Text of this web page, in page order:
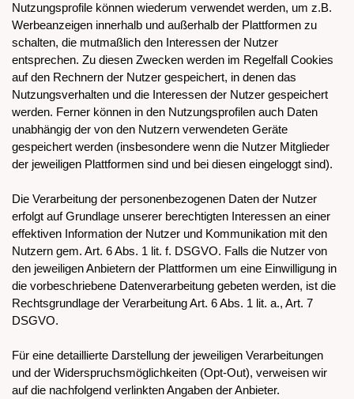
Nutzungsprofile können wiederum verwendet werden, um z.B.
Werbeanzeigen innerhalb und außerhalb der Plattformen zu
schalten, die mutmaßlich den Interessen der Nutzer
entsprechen. Zu diesen Zwecken werden im Regelfall Cookies
auf den Rechnern der Nutzer gespeichert, in denen das
Nutzungsverhalten und die Interessen der Nutzer gespeichert
werden. Ferner können in den Nutzungsprofilen auch Daten
unabhängig der von den Nutzern verwendeten Geräte
gespeichert werden (insbesondere wenn die Nutzer Mitglieder
der jeweiligen Plattformen sind und bei diesen eingeloggt sind).
Die Verarbeitung der personenbezogenen Daten der Nutzer
erfolgt auf Grundlage unserer berechtigten Interessen an einer
effektiven Information der Nutzer und Kommunikation mit den
Nutzern gem. Art. 6 Abs. 1 lit. f. DSGVO. Falls die Nutzer von
den jeweiligen Anbietern der Plattformen um eine Einwilligung in
die vorbeschriebene Datenverarbeitung gebeten werden, ist die
Rechtsgrundlage der Verarbeitung Art. 6 Abs. 1 lit. a., Art. 7
DSGVO.
Für eine detaillierte Darstellung der jeweiligen Verarbeitungen
und der Widerspruchsmöglichkeiten (Opt-Out), verweisen wir
auf die nachfolgend verlinkten Angaben der Anbieter.